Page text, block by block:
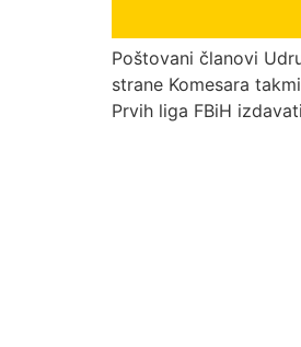
Poštovani članovi
strane Komesara
Prvih liga FBiH